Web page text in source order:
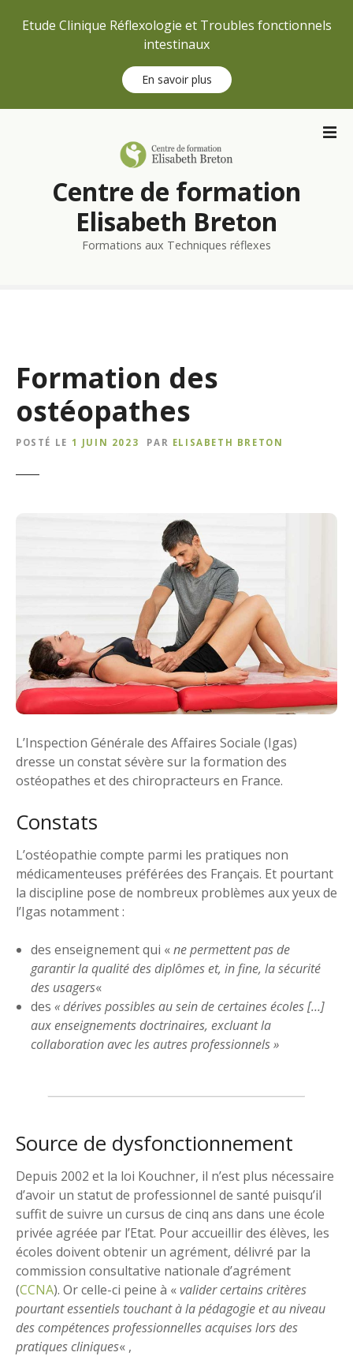
Etude Clinique Réflexologie et Troubles fonctionnels
intestinaux
En savoir plus
Centre de formation
Elisabeth Breton
Formations aux Techniques réflexes
Formation des
ostéopathes
POSTÉ LE 1 JUIN 2023 PAR ELISABETH BRETON
L’Inspection Générale des Affaires Sociale (Igas)
dresse un constat sévère sur la formation des
ostéopathes et des chiropracteurs en France.
Constats
L’ostéopathie compte parmi les pratiques non
médicamenteuses préférées des Français. Et pourtant
la discipline pose de nombreux problèmes aux yeux de
l’Igas notamment :
des enseignement qui «ne permettent pas de
garantir la qualité des diplômes et, in fine, la sécurité
des usagers«
des« dérives possibles au sein de certaines écoles […]
aux enseignements doctrinaires, excluant la
collaboration avec les autres professionnels »
Source de dysfonctionnement
Depuis 2002 et la loi Kouchner, il n’est plus nécessaire
d’avoir un statut de professionnel de santé puisqu’il
suffit de suivre un cursus de cinq ans dans une école
privée agréée par l’Etat. Pour accueillir des élèves, les
écoles doivent obtenir un agrément, délivré par la
commission consultative nationale d’agrément
(CCNA). Or celle-ci peine à «valider certains critères
pourtant essentiels touchant à la pédagogie et au niveau
des compétences professionnelles acquises lors des
pratiques cliniques« ,